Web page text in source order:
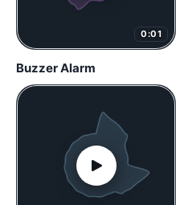
0:01
Buzzer Alarm